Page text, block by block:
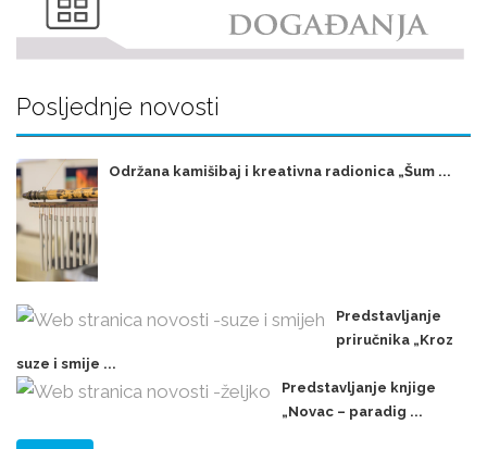
Posljednje novosti
Održana kamišibaj i kreativna radionica „Šum ...
Predstavljanje
priručnika „Kroz
suze i smije ...
Predstavljanje knjige
„Novac – paradig ...